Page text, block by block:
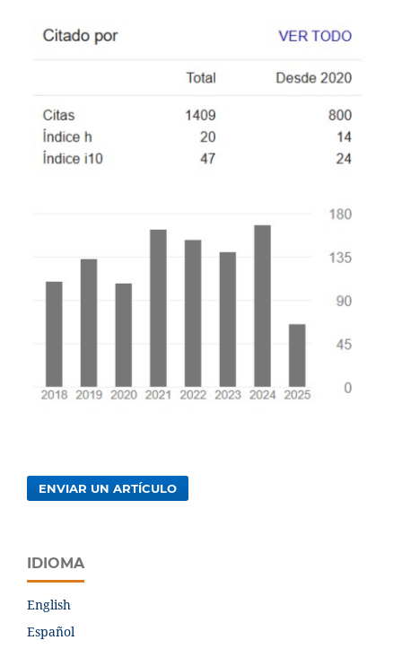
ENVIAR UN ARTÍCULO
IDIOMA
English
Español